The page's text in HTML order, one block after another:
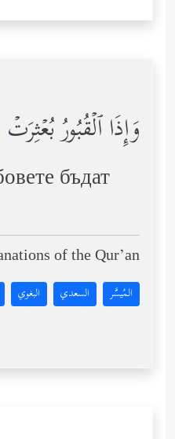
وَإِذَا ٱلۡقُبُورُ بُعۡثِرَتۡ
бъдат
of the Qur’an:
المُيسَّر السعدي البغوي